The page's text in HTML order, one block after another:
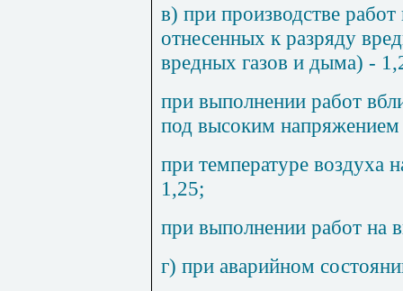
в) при производстве
отнесенных к разряду
вредных газов и дыма) -
при выполнении работ
под высоким
при температуре воздуха
1,25;
при выполнении работ на
г) при аварийном